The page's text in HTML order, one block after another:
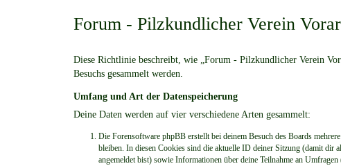
Forum - Pilzkundlicher Verein
Diese Richtlinie beschreibt, wie „Forum - Pilzkundlicher Verein
Besuchs gesammelt werden.
Umfang und Art der Datenspeicherung
Deine Daten werden auf vier verschiedene Arten gesammelt:
Die Forensoftware phpBB erstellt bei deinem Besuch des Boards
bleiben. In diesen Cookies sind die aktuelle ID deiner Sitzung (damit dir
angemeldet bist) sowie Informationen über deine Teilnahme an